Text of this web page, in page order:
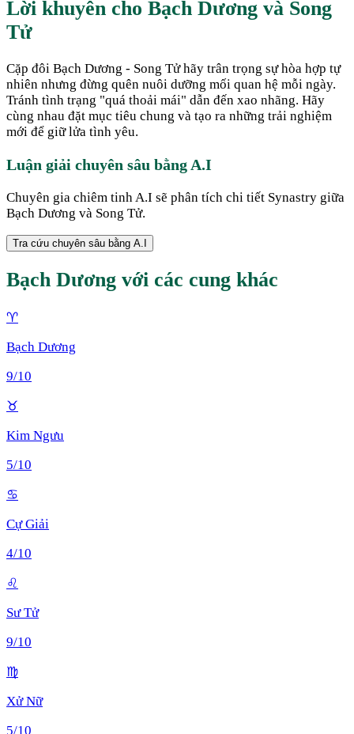
Lời khuyên cho Bạch Dương và Song
Tử
Cặp đôi Bạch Dương - Song Tử hãy trân trọng sự hòa hợp tự
nhiên nhưng đừng quên nuôi dưỡng mối quan hệ mỗi ngày.
Tránh tình trạng "quá thoải mái" dẫn đến xao nhãng. Hãy
cùng nhau đặt mục tiêu chung và tạo ra những trải nghiệm
mới để giữ lửa tình yêu.
Luận giải chuyên sâu bằng A.I
Chuyên gia chiêm tinh A.I sẽ phân tích chi tiết Synastry giữa
Bạch Dương và Song Tử.
Tra cứu chuyên sâu bằng A.I
Bạch Dương với các cung khác
♈
Bạch Dương
9/10
♉
Kim Ngưu
5/10
♋
Cự Giải
4/10
♌
Sư Tử
9/10
♍
Xử Nữ
5/10